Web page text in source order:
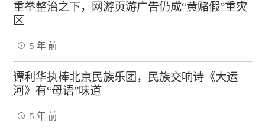
重拳整治之下，网游页游广告仍成“黄赌假”重灾
区
5 年 前
谭利华执棒北京民族乐团，民族交响诗《大运
河》有“母语”味道
5 年 前